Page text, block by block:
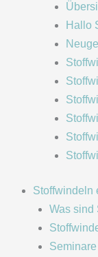
Hallo
Stoffwindeln
Was sind
Seminare